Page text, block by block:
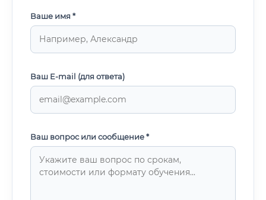
Ваше имя *
Ваш E-mail (для ответа)
Ваш вопрос или сообщение *